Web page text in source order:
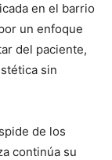
en el barrio
un enfoque
del paciente,
sin
de los
continúa su